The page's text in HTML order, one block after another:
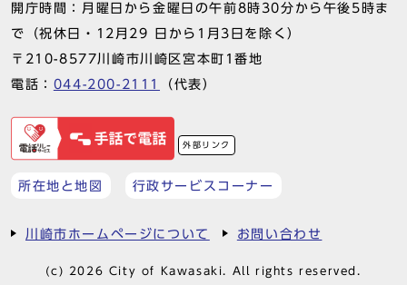
開庁時間：月曜日から金曜日の午前8時30分から午後5時ま
で（祝休日・12月29 日から1月3日を除く）
〒210-8577川崎市川崎区宮本町1番地
電話： 044-200-2111 （代表）
外部リンク
所在地と地図 行政サービスコーナー
川崎市ホームページについて お問い合わせ
(c) 2026 City of Kawasaki. All rights reserved.